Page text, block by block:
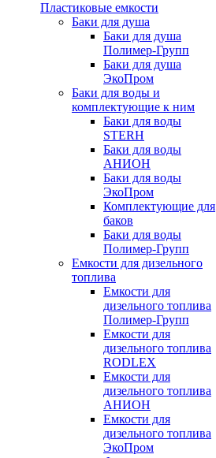
Пластиковые емкости
Баки для душа
Баки для душа
Полимер-Групп
Баки для душа
ЭкоПром
Баки для воды и
комплектующие к ним
Баки для воды
STERH
Баки для воды
АНИОН
Баки для воды
ЭкоПром
Комплектующие для
баков
Баки для воды
Полимер-Групп
Емкости для дизельного
топлива
Емкости для
дизельного топлива
Полимер-Групп
Емкости для
дизельного топлива
RODLEX
Емкости для
дизельного топлива
АНИОН
Емкости для
дизельного топлива
ЭкоПром